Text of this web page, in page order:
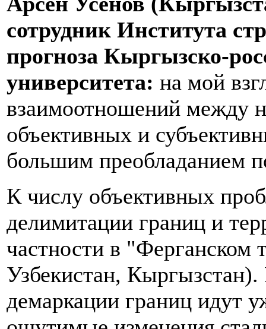
сотрудник Института
прогноза Кыргызско-
университета: на мой
взаимоотношений между
объективных и
большим преобладанием
К числу объективных
делимитации границ и
частности в "Ферганском
Узбекистан,
демаркации границ идут